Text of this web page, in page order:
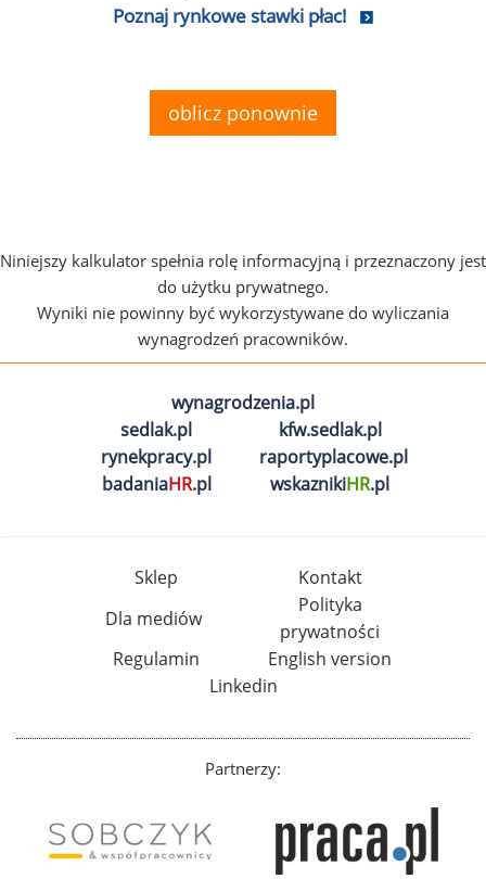
Poznaj rynkowe stawki płac!
oblicz ponownie
Niniejszy kalkulator spełnia rolę informacyjną i przeznaczony jest
do użytku prywatnego.
Wyniki nie powinny być wykorzystywane do wyliczania
wynagrodzeń pracowników.
wynagrodzenia.pl
sedlak.pl
kfw.sedlak.pl
rynekpracy.pl
raportyplacowe.pl
badaniaHR.pl wskaznikiHR.pl
Sklep
Kontakt
Dla mediów
Polityka
prywatności
Regulamin
English version
Linkedin
Partnerzy: